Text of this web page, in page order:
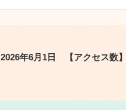
2026年6月1日 【アクセス数